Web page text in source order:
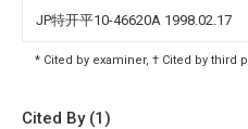
JP特开平10-46620A 1998.02.17
* Cited by examiner, † Cited by third
Cited By (1)